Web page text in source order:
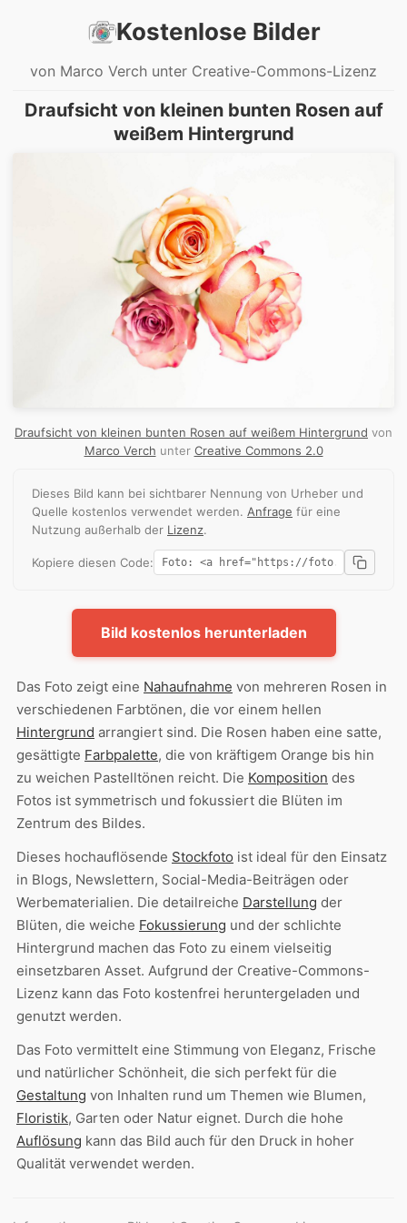
Kostenlose Bilder
von Marco Verch unter Creative-Commons-Lizenz
Draufsicht von kleinen bunten Rosen auf
weißem Hintergrund
Draufsicht von kleinen bunten Rosen auf weißem Hintergrund von
Marco Verch unter Creative Commons 2.0
Dieses Bild kann bei sichtbarer Nennung von Urheber und
Quelle kostenlos verwendet werden. Anfrage für eine
Nutzung außerhalb der Lizenz.
Kopiere diesen Code:
Bild kostenlos herunterladen
Das Foto zeigt eine Nahaufnahme von mehreren Rosen in
verschiedenen Farbtönen, die vor einem hellen
Hintergrund arrangiert sind. Die Rosen haben eine satte,
gesättigte Farbpalette, die von kräftigem Orange bis hin
zu weichen Pastelltönen reicht. Die Komposition des
Fotos ist symmetrisch und fokussiert die Blüten im
Zentrum des Bildes.
Dieses hochauflösende Stockfoto ist ideal für den Einsatz
in Blogs, Newslettern, Social-Media-Beiträgen oder
Werbematerialien. Die detailreiche Darstellung der
Blüten, die weiche Fokussierung und der schlichte
Hintergrund machen das Foto zu einem vielseitig
einsetzbaren Asset. Aufgrund der Creative-Commons-
Lizenz kann das Foto kostenfrei heruntergeladen und
genutzt werden.
Das Foto vermittelt eine Stimmung von Eleganz, Frische
und natürlicher Schönheit, die sich perfekt für die
Gestaltung von Inhalten rund um Themen wie Blumen,
Floristik, Garten oder Natur eignet. Durch die hohe
Auflösung kann das Bild auch für den Druck in hoher
Qualität verwendet werden.